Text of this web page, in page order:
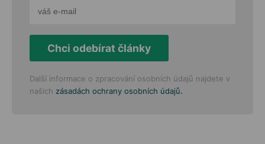
Chci odebírat články
Další informace o zpracování osobních údajů najdete v
našich zásadách ochrany osobních údajů.